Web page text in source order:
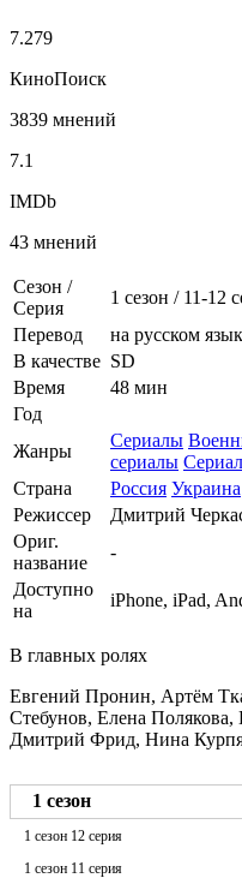
7.279
КиноПоиск
3839 мнений
7.1
IMDb
43 мнений
Сезон /
Серия
1 сезон / 11-12
Перевод
на русском
В качестве SD
Время
48 мин
Год
Жанры
Сериалы
сериалы
Страна
Россия Украина
Режиссер
Дмитрий
Ориг.
название
-
Доступно
на
iPhone, iPad,
В главных ролях
Евгений Пронин, Артём
Стебунов, Елена
Дмитрий Фрид, Нина
1 сезон
1 сезон 12 серия
1 сезон 11 серия